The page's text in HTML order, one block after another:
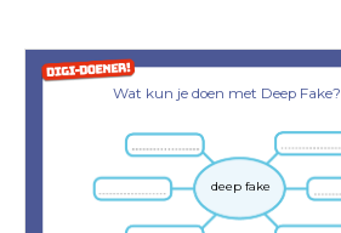
Wat kun je doen met Deep Fake?
deep fake